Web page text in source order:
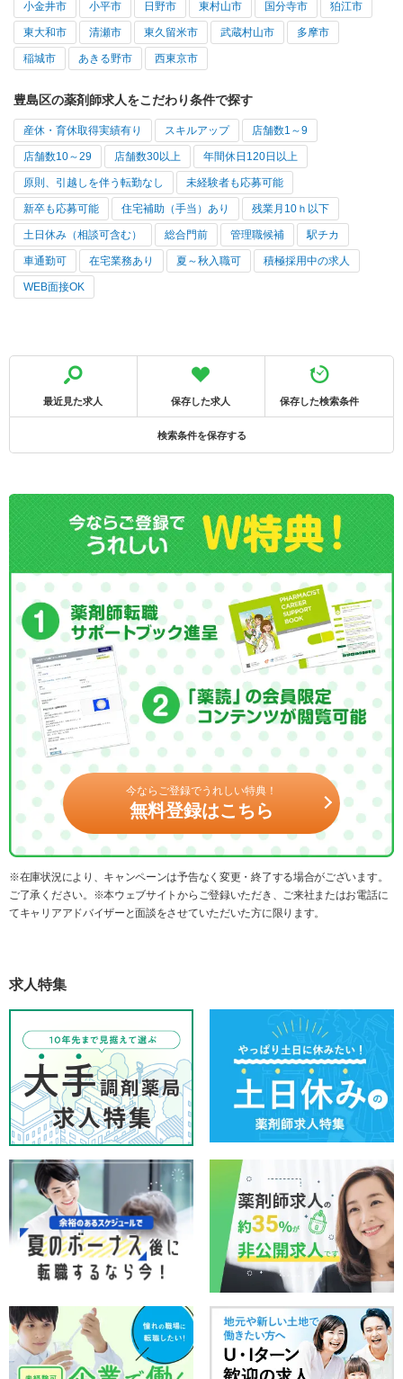
小金井市 小平市 日野市 東村山市 国分寺市 狛江市
東大和市 清瀬市 東久留米市 武蔵村山市 多摩市
稲城市 あきる野市 西東京市
豊島区の薬剤師求人をこだわり条件で探す
産休・育休取得実績有り スキルアップ 店舗数1～9
店舗数10～29 店舗数30以上 年間休日120日以上
原則、引越しを伴う転勤なし 未経験者も応募可能
新卒も応募可能 住宅補助（手当）あり 残業月10ｈ以下
土日休み（相談可含む） 総合門前 管理職候補 駅チカ
車通勤可 在宅業務あり 夏～秋入職可 積極採用中の求人
WEB面接OK
最近見た求人 保存した求人 保存した検索条件
検索条件を保存する
今ならご登録でうれしい特典！
無料登録はこちら
※在庫状況により、キャンペーンは予告なく変更・終了する場合がございます。
ご了承ください。※本ウェブサイトからご登録いただき、ご来社またはお電話に
てキャリアアドバイザーと面談をさせていただいた方に限ります。
求人特集